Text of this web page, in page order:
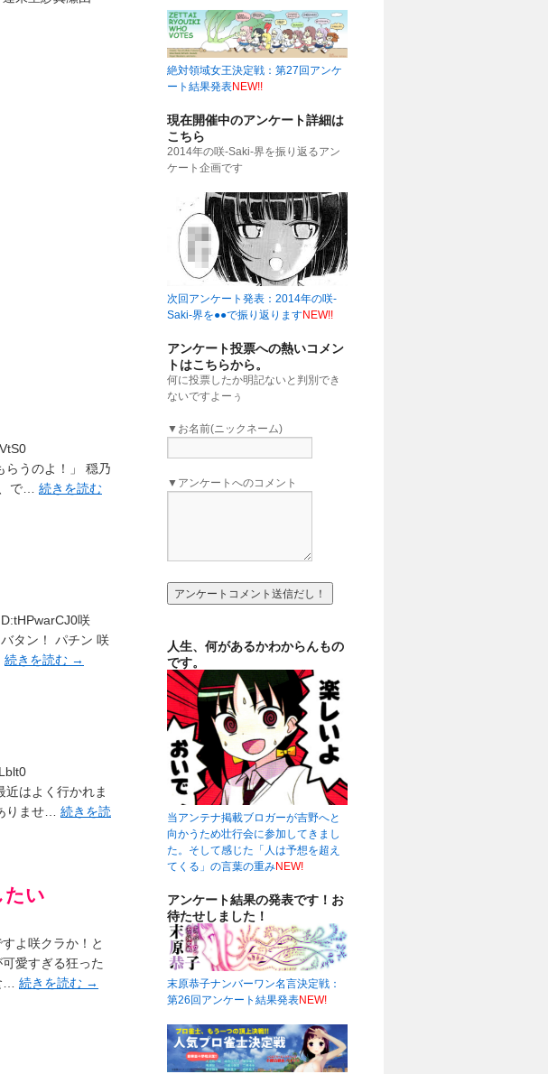
らうのよ！」 穏乃
で… 続きを読む
咲
タン！ パチン 咲
続きを読む →
はよく行かれま
りませ… 続きを読
い
よ咲クラか！と
愛すぎる狂った
… 続きを読む →
絶対領域女王決定戦：第27回アンケ
ート結果発表NEW!!
現在開催中のアンケート詳細は
こちら
2014年の咲-Saki-界を振り返るアン
ケート企画です
次回アンケート発表：2014年の咲-
Saki-界を●●で振り返りますNEW!!
アンケート投票への熱いコメン
トはこちらから。
何に投票したか明記ないと判別でき
ないですよーぅ
▼お名前(ニックネーム)
▼アンケートへのコメント
人生、何があるかわからんもの
です。
当アンテナ掲載ブロガーが吉野へと
向かうため壮行会に参加してきまし
た。そして感じた「人は予想を超え
てくる」の言葉の重みNEW!
アンケート結果の発表です！お
待たせしました！
末原恭子ナンバーワン名言決定戦：
第26回アンケート結果発表NEW!